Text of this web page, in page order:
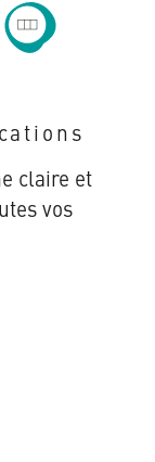
Du
mesure
claire et
vos